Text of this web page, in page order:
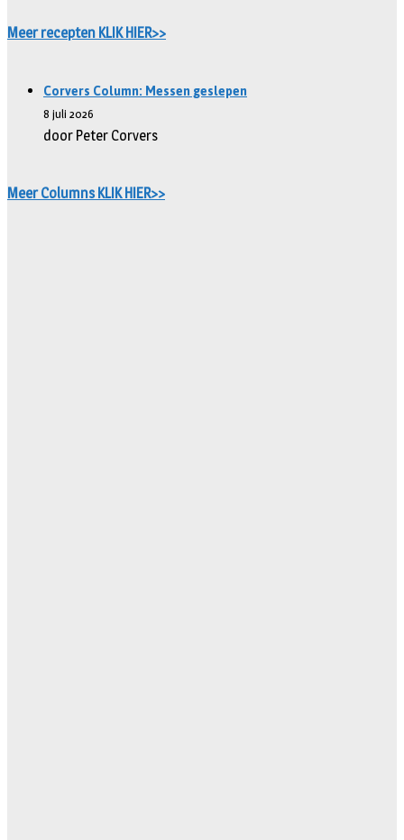
Meer recepten KLIK HIER>>
Corvers Column: Messen geslepen
8 juli 2026
door Peter Corvers
Meer Columns KLIK HIER>>